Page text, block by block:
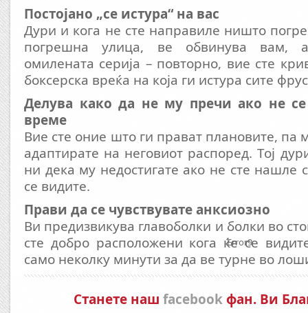
Постојано „се истура“ на вас
Дури и кога не сте направиле ништо
погрешна улица, ве обвинува вам,
омилената серија – повторно, вие сте
боксерска вреќа на која ги истура сите
Делува како да не му пречи ако не
време
Вие сте оние што ги прават плановите, па
адаптирате на неговиот распоред. Тој
ни дека му недостигате ако не сте нашле
се видите.
Прави да се чувствувате анксиозно
Ви предизвикува главоболки и болки во
сте добро расположени кога ќе се
само неколку минути за да ве турне во
Станете наш facebookфан. Ви
Error9